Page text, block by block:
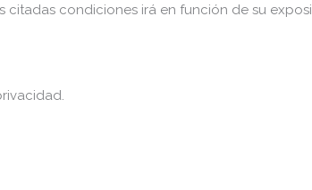
condiciones irá en función de su